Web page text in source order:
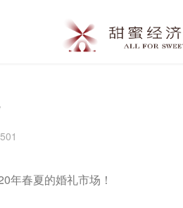
年春夏的婚礼市场！